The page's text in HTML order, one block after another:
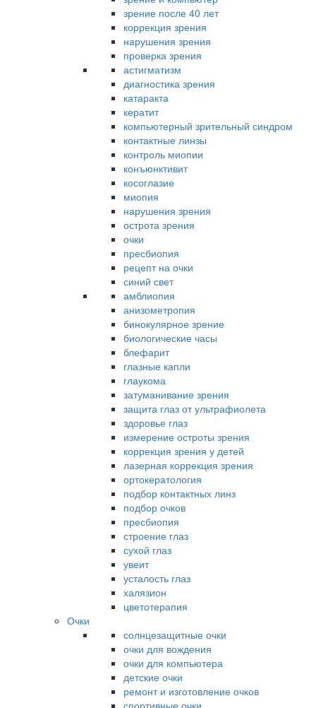
зрение после 40 лет
коррекция зрения
нарушения зрения
проверка зрения
астигматизм
диагностика зрения
катаракта
кератит
компьютерный зрительный синдром
контактные линзы
контроль миопии
конъюнктивит
косоглазие
миопия
нарушения зрения
острота зрения
очки
пресбиопия
рецепт на очки
синий свет
амблиопия
анизометропия
бинокулярное зрение
биологические часы
блефарит
глазные капли
глаукома
затуманивание зрения
защита глаз от ультрафиолета
здоровье глаз
измерение остроты зрения
коррекция зрения у детей
лазерная коррекция зрения
ортокератология
подбор контактных линз
подбор очков
пресбиопия
строение глаз
сухой глаз
увеит
усталость глаз
халязион
цветотерапия
Очки
солнцезащитные очки
очки для вождения
очки для компьютера
детские очки
ремонт и изготовление очков